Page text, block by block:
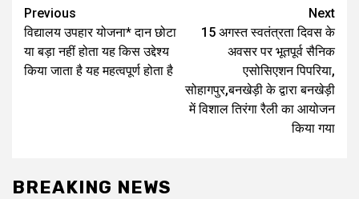
Post
navigation
Previous
विद्यालय उपहार योजना* दान छोटा
या बड़ा नहीं होता यह किस उद्देश्य
किया जाता है यह महत्वपूर्ण होता है
Next
15 अगस्त स्वतंत्रता दिवस के
अवसर पर भूतपूर्व सैनिक
एसोसिएशन पिपरिया,
सोहागपुर,बनखेड़ी के द्वारा बनखेड़ी
में विशाल तिरंगा रैली का आयोजन
किया गया
BREAKING NEWS